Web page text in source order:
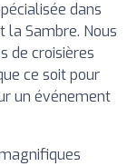
dans
la Sambre. Nous
de croisières
ce soit pour
un événement